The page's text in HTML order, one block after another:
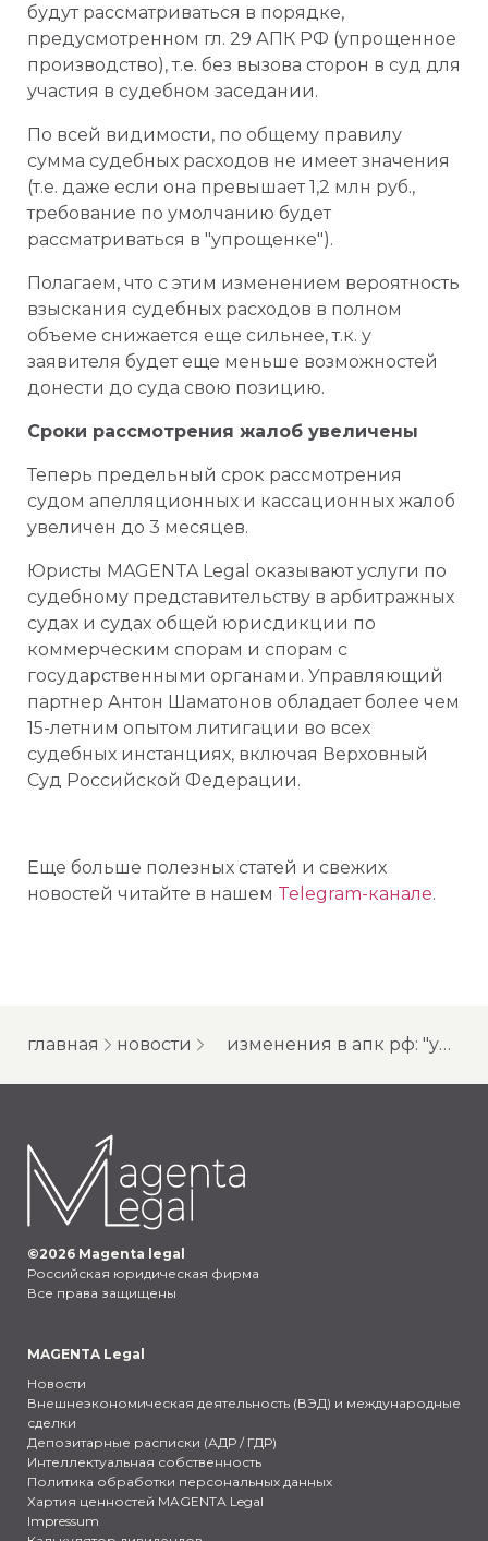
будут рассматриваться в порядке,
предусмотренном гл. 29 АПК РФ (упрощенное
производство), т.е. без вызова сторон в суд для
участия в судебном заседании.
По всей видимости, по общему правилу
сумма судебных расходов не имеет значения
(т.е. даже если она превышает 1,2 млн руб.,
требование по умолчанию будет
рассматриваться в "упрощенке").
Полагаем, что с этим изменением вероятность
взыскания судебных расходов в полном
объеме снижается еще сильнее, т.к. у
заявителя будет еще меньше возможностей
донести до суда свою позицию.
Сроки рассмотрения жалоб увеличены
Теперь предельный срок рассмотрения
судом апелляционных и кассационных жалоб
увеличен до 3 месяцев.
Юристы MAGENTA Legal оказывают услуги по
судебному представительству в арбитражных
судах и судах общей юрисдикции по
коммерческим спорам и спорам с
государственными органами. Управляющий
партнер Антон Шаматонов обладает более чем
15-летним опытом литигации во всех
судебных инстанциях, включая Верховный
Суд Российской Федерации.
Еще больше полезных статей и свежих
новостей читайте в нашем Telegram-канале.
главная новости изменения в апк рф: "упрощенка", судебные расходы, сроки рассмотрения
©2026 Magenta legal
Российская юридическая фирма
Все права защищены
MAGENTA Legal
Новости
Внешнеэкономическая деятельность (ВЭД) и международные
сделки
Депозитарные расписки (АДР / ГДР)
Интеллектуальная собственность
Политика обработки персональных данных
Хартия ценностей MAGENTA Legal
Impressum